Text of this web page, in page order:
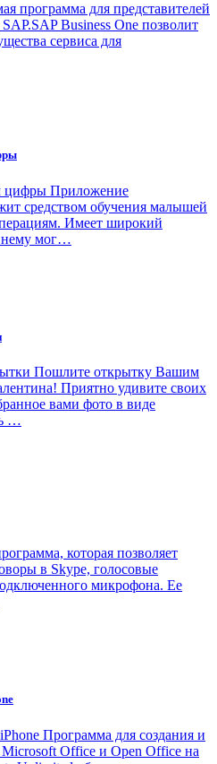
программа для представителей
Business One позволит
сервиса для
цифры Приложение
средством обучения малышей
Имеет широкий
нему мог…
Пошлите открытку Вашим
Приятно удивите своих
вами фото в виде
…
которая позволяет
в Skype, голосовые
микрофона. Ее
Программа для создания и
Office и Open Office на